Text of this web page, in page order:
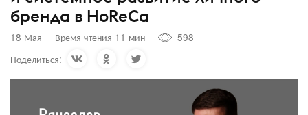
бренда в HoReCa
18 Мая Время чтения 11 мин
598
Поделиться: